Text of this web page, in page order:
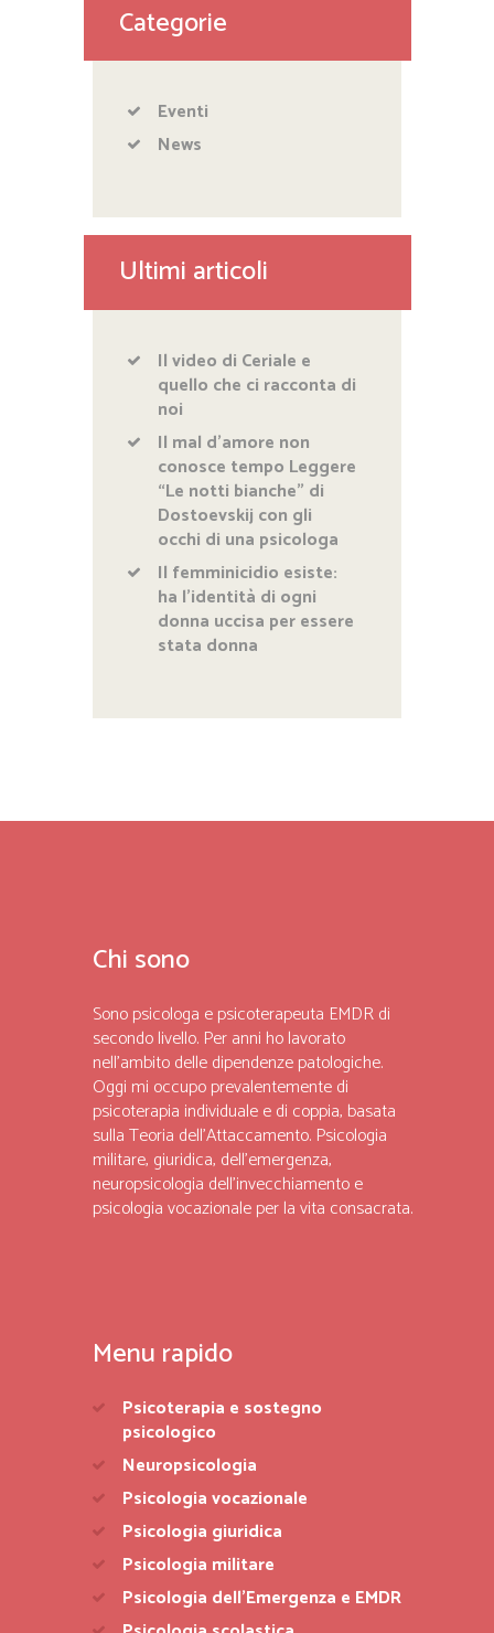
Categorie
Eventi
News
Ultimi articoli
Il video di Ceriale e
quello che ci racconta di
noi
Il mal d’amore non
conosce tempo Leggere
“Le notti bianche” di
Dostoevskij con gli
occhi di una psicologa
Il femminicidio esiste:
ha l’identità di ogni
donna uccisa per essere
stata donna
Chi sono
Sono psicologa e psicoterapeuta EMDR di
secondo livello. Per anni ho lavorato
nell’ambito delle dipendenze patologiche.
Oggi mi occupo prevalentemente di
psicoterapia individuale e di coppia, basata
sulla Teoria dell’Attaccamento. Psicologia
militare, giuridica, dell’emergenza,
neuropsicologia dell’invecchiamento e
psicologia vocazionale per la vita consacrata.
Menu rapido
Psicoterapia e sostegno
psicologico
Neuropsicologia
Psicologia vocazionale
Psicologia giuridica
Psicologia militare
Psicologia dell’Emergenza e EMDR